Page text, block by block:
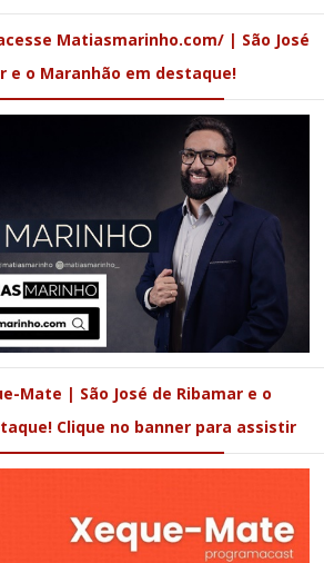
Matiasmarinho.com/ | São José
e o Maranhão em destaque!
Mate | São José de Ribamar e o
Clique no banner para assistir